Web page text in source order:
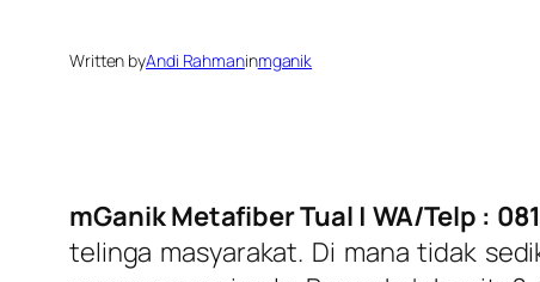
Written byAndi Rahmaninmganik
mGanik Metafiber Tual | WA/Telp :
telinga masyarakat. Di mana tidak